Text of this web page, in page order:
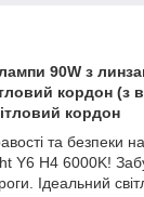
90W з
кордон (з
кордон
та безпеки
Y6 H4 6000K!
Ідеальний